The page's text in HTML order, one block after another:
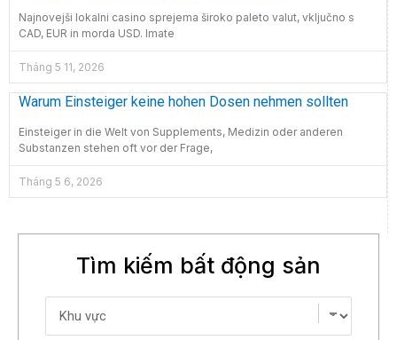
Najnovejši lokalni casino sprejema široko paleto valut, vključno s
CAD, EUR in morda USD. Imate
Tháng 5 11, 2026
Warum Einsteiger keine hohen Dosen nehmen sollten
Einsteiger in die Welt von Supplements, Medizin oder anderen
Substanzen stehen oft vor der Frage,
Tháng 5 6, 2026
Tìm kiếm bất động sản